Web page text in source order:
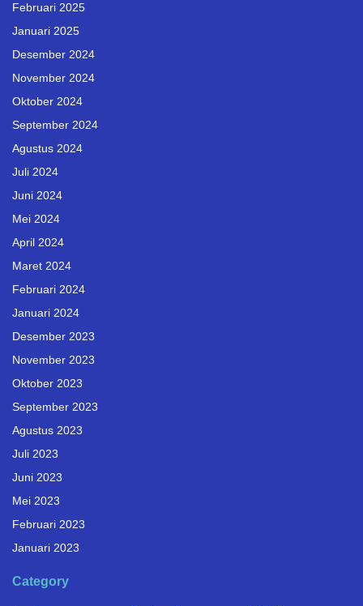
Februari 2025
Januari 2025
Desember 2024
November 2024
Oktober 2024
September 2024
Agustus 2024
Juli 2024
Juni 2024
Mei 2024
April 2024
Maret 2024
Februari 2024
Januari 2024
Desember 2023
November 2023
Oktober 2023
September 2023
Agustus 2023
Juli 2023
Juni 2023
Mei 2023
Februari 2023
Januari 2023
Category